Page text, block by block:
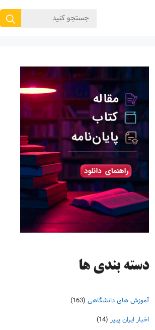
جستجوی
دسته‌ بندی ها
آموزش های دانشگاهی (163)
اخبار ایران پیپر (14)